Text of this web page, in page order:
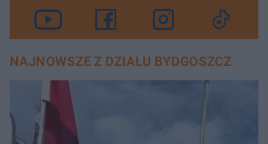
NAJNOWSZE Z DZIAŁU BYDGOSZCZ